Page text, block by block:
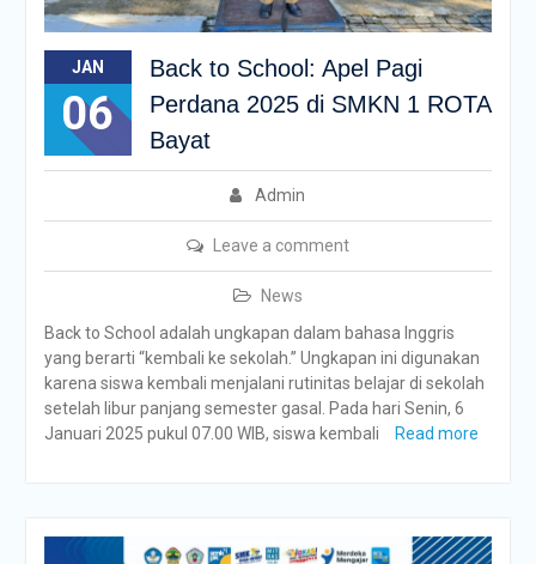
JAN
06
Back to School: Apel Pagi
Perdana 2025 di SMKN 1 ROTA
Bayat
Admin
Leave a comment
News
Back to School adalah ungkapan dalam bahasa Inggris
yang berarti “kembali ke sekolah.” Ungkapan ini digunakan
karena siswa kembali menjalani rutinitas belajar di sekolah
setelah libur panjang semester gasal. Pada hari Senin, 6
Januari 2025 pukul 07.00 WIB, siswa kembali
Read more